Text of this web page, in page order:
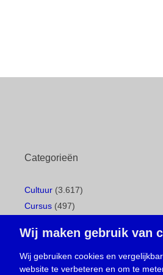
Categorieën
Cultuur (3.617)
Cursus (497)
Gemeentepagina(104)
Ingezonden brief(538)
Media(156)
Wij maken gebruik van
Wij gebruiken cookies en
website te verbeteren en om te